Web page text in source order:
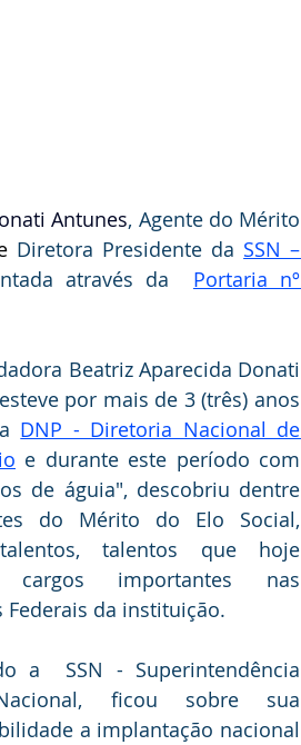
Antunes, Agente do Mérito
Diretora Presidente da SSN –
através da Portaria nº
Beatriz Aparecida Donati
por mais de 3 (três) anos
DNP - Diretoria Nacional de
e durante este período com
de águia", descobriu dentre
do Mérito do Elo Social,
talentos que hoje
cargos importantes nas
Federais da instituição.
a  SSN - Superintendência
ficou sobre sua
a implantação nacional